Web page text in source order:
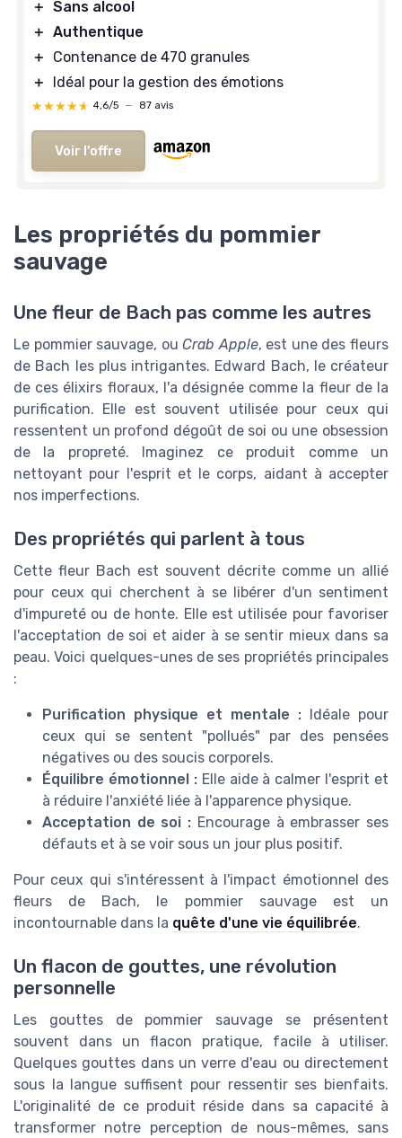
＋ Sans alcool
＋ Authentique
＋
Contenance de 470 granules
＋
Idéal pour la gestion des émotions
★★★★★
★★★★★ 4,6/5 — 87 avis
Voir l'offre
Les propriétés du pommier
sauvage
Une fleur de Bach pas comme les autres
Le pommier sauvage, ouCrab Apple, est une des fleurs
de Bach les plus intrigantes. Edward Bach, le créateur
de ces élixirs floraux, l'a désignée comme la fleur de la
purification. Elle est souvent utilisée pour ceux qui
ressentent un profond dégoût de soi ou une obsession
de la propreté. Imaginez ce produit comme un
nettoyant pour l'esprit et le corps, aidant à accepter
nos imperfections.
Des propriétés qui parlent à tous
Cette fleur Bach est souvent décrite comme un allié
pour ceux qui cherchent à se libérer d'un sentiment
d'impureté ou de honte. Elle est utilisée pour favoriser
l'acceptation de soi et aider à se sentir mieux dans sa
peau. Voici quelques-unes de ses propriétés principales
:
Purification physique et mentale : Idéale pour
ceux qui se sentent "pollués" par des pensées
négatives ou des soucis corporels.
Équilibre émotionnel :Elle aide à calmer l'esprit et
à réduire l'anxiété liée à l'apparence physique.
Acceptation de soi : Encourage à embrasser ses
défauts et à se voir sous un jour plus positif.
Pour ceux qui s'intéressent à l'impact émotionnel des
fleurs de Bach, le pommier sauvage est un
incontournable dans la quête d'une vie équilibrée.
Un flacon de gouttes, une révolution
personnelle
Les gouttes de pommier sauvage se présentent
souvent dans un flacon pratique, facile à utiliser.
Quelques gouttes dans un verre d'eau ou directement
sous la langue suffisent pour ressentir ses bienfaits.
L'originalité de ce produit réside dans sa capacité à
transformer notre perception de nous-mêmes, sans